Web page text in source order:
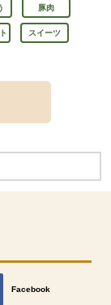
豚肉
スイーツ
Facebook
別のウィンドウで開きます